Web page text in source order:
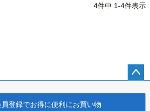
4件中 1-4件表示
員登録でお得に便利にお買い物